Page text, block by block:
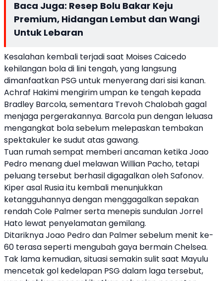
Baca Juga: Resep Bolu Bakar Keju
Premium, Hidangan Lembut dan Wangi
Untuk Lebaran
Kesalahan kembali terjadi saat Moises Caicedo
kehilangan bola di lini tengah, yang langsung
dimanfaatkan PSG untuk menyerang dari sisi kanan.
Achraf Hakimi mengirim umpan ke tengah kepada
Bradley Barcola, sementara Trevoh Chalobah gagal
menjaga pergerakannya. Barcola pun dengan leluasa
mengangkat bola sebelum melepaskan tembakan
spektakuler ke sudut atas gawang.
Tuan rumah sempat memberi ancaman ketika Joao
Pedro menang duel melawan Willian Pacho, tetapi
peluang tersebut berhasil digagalkan oleh Safonov.
Kiper asal Rusia itu kembali menunjukkan
ketangguhannya dengan menggagalkan sepakan
rendah Cole Palmer serta menepis sundulan Jorrel
Hato lewat penyelamatan gemilang.
Ditariknya Joao Pedro dan Palmer sebelum menit ke-
60 terasa seperti mengubah gaya bermain Chelsea.
Tak lama kemudian, situasi semakin sulit saat Mayulu
mencetak gol kedelapan PSG dalam laga tersebut,